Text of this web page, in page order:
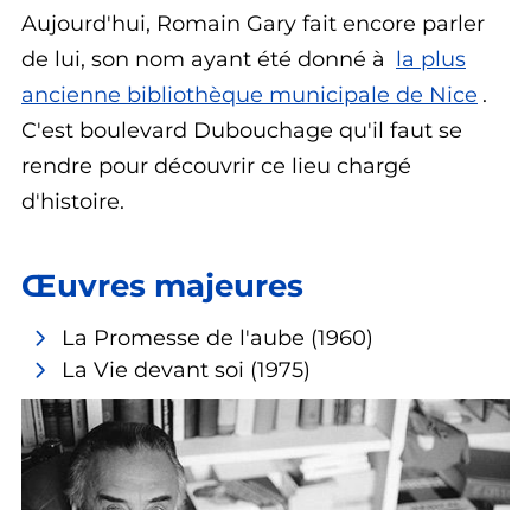
Aujourd'hui, Romain Gary fait encore parler
de lui, son nom ayant été donné à la plus
ancienne bibliothèque municipale de Nice .
C'est boulevard Dubouchage qu'il faut se
rendre pour découvrir ce lieu chargé
d'histoire.
Œuvres majeures
La Promesse de l'aube (1960)
La Vie devant soi (1975)